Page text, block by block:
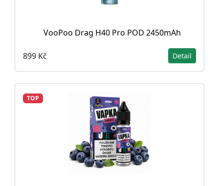
VooPoo Drag H40 Pro POD 2450mAh
899 Kč Detail
TOP